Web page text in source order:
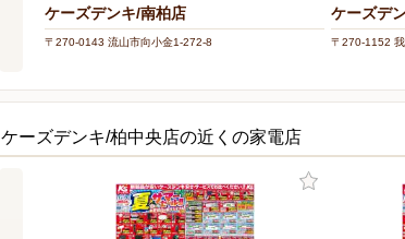
ケーズデンキ/南柏店
〒270-0143 流山市向小金1-272-8
ケーズデ
〒270-1152
ケーズデンキ/柏中央店の近くの家電店